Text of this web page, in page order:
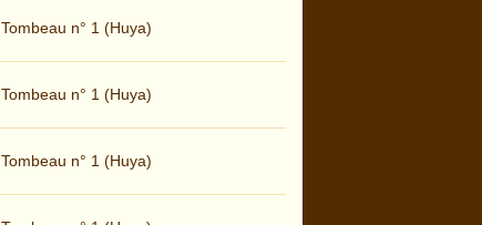
Tombeau n° 1 (Huya)
Tombeau n° 1 (Huya)
Tombeau n° 1 (Huya)